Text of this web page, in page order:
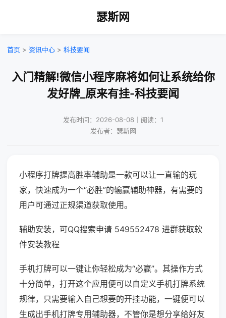
瑟斯网
首页 > 资讯中心 > 科技要闻
入门精解!微信小程序麻将如何让系统给你
发好牌_原来有挂-科技要闻
发布时间：2026-08-08｜阅读：1
发布者：瑟斯网
小程序打牌提高胜率辅助是一款可以让一直输的玩
家，快速成为一个“必胜”的输赢辅助神器，有需要的
用户可通过正规渠道获取使用。
辅助安装，可QQ搜索申请 549552478 进群获取软
件安装教程
手机打牌可以一键让你轻松成为“必赢”。其操作方式
十分简单，打开这个应用便可以自定义手机打牌系统
规律，只需要输入自己想要的开挂功能，一键便可以
生成出手机打牌专用辅助器，不管你是想分享给好友